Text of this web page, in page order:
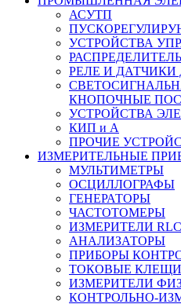
АСУТП
УСТРОЙСТВА
РЕЛЕ И
КНОПОЧНЫЕ
УСТРОЙСТВА
КИП и А
ПРОЧИЕ
ИЗМЕРИТЕЛЬНЫЕ
МУЛЬТИМЕТРЫ
ОСЦИЛЛОГРАФЫ
ГЕНЕРАТОРЫ
ЧАСТОТОМЕРЫ
ИЗМЕРИТЕЛИ RLC
АНАЛИЗАТОРЫ
ПРИБОРЫ
ТОКОВЫЕ КЛЕЩИ
ИЗМЕРИТЕЛИ
КОНТРОЛЬНО-